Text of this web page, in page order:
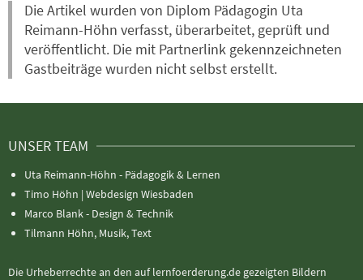
Die Artikel wurden von Diplom Pädagogin Uta
Reimann-Höhn verfasst, überarbeitet, geprüft und
veröffentlicht. Die mit Partnerlink gekennzeichneten
Gastbeiträge wurden nicht selbst erstellt.
UNSER TEAM
Uta Reimann-Höhn - Pädagogik & Lernen
Timo Höhn | Webdesign Wiesbaden
Marco Blank - Design & Technik
Tilmann Höhn, Musik, Text
Die Urheberrechte an den auf lernfoerderung.de gezeigten Bildern